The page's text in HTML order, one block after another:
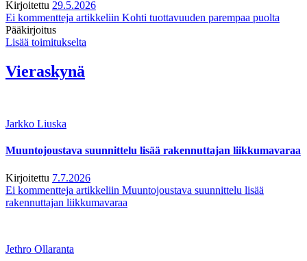
Kirjoitettu 29.5.2026
Ei kommentteja artikkeliin Kohti tuottavuuden parempaa puolta
Pääkirjoitus
Lisää toimitukselta
Vieraskynä
Jarkko Liuska
Muuntojoustava suunnittelu lisää rakennuttajan liikkumavaraa
Kirjoitettu 7.7.2026
Ei kommentteja artikkeliin Muuntojoustava suunnittelu lisää
rakennuttajan liikkumavaraa
Jethro Ollaranta